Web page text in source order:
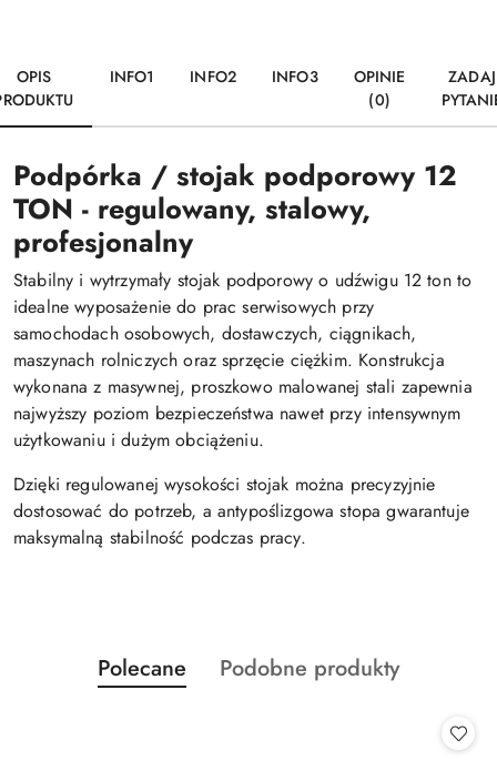
OPIS
INFO1 INFO2 INFO3
OPINIE
(0)
ZADAJ
Podpórka / stojak podporowy 12
TON - regulowany, stalowy,
profesjonalny
Stabilny i wytrzymały stojak podporowy o udźwigu 12 ton to
idealne wyposażenie do prac serwisowych przy
samochodach osobowych, dostawczych, ciągnikach,
maszynach rolniczych oraz sprzęcie ciężkim. Konstrukcja
wykonana z masywnej, proszkowo malowanej stali zapewnia
najwyższy poziom bezpieczeństwa nawet przy intensywnym
użytkowaniu i dużym obciążeniu.
Dzięki regulowanej wysokości stojak można precyzyjnie
dostosować do potrzeb, a antypoślizgowa stopa gwarantuje
maksymalną stabilność podczas pracy.
Pomiń karuzelę produktów
Produkty
o
Polecane
Produkty
Podobne produkty